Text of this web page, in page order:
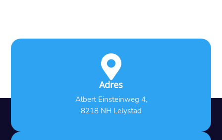

Adres
Albert Einsteinweg 4,
8218 NH Lelystad